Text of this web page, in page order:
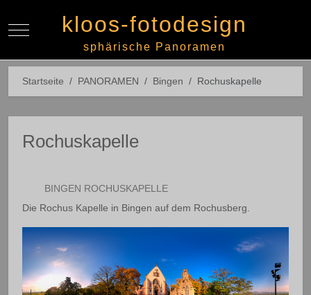
Mobile Menu Togglekloos-fotodesign
sphärische Panoramen
Startseite PANORAMEN Bingen Rochuskapelle
Rochuskapelle
BINGEN ROCHUSKAPELLE
Die Rochus Kapelle in Bingen auf dem Rochusberg.